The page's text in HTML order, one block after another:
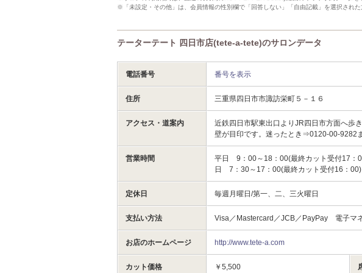
※「未設定・その他」は、会員情報の性別欄で「回答しない」「自由記載」を選択された
テーターテート 四日市店(tete-a-tete)のサロンデータ
電話番号 番号を表示
住所 三重県四日市市諏訪栄町５－１６
アクセス・道案内
近鉄四日市駅東出口よりJR四日市方面へ歩
壁が目印です。迷ったとき⇒0120-00-9282
営業時間
平日 9：00～18：00(最終カット受付17
日 7：30～17：00(最終カット受付16：00)
定休日 毎週月曜日/第一、二、三火曜日
支払い方法 Visa／Mastercard／JCB／PayPay 電子マ
お店のホームページ http://www.tete-a.com
カット価格 ￥5,500